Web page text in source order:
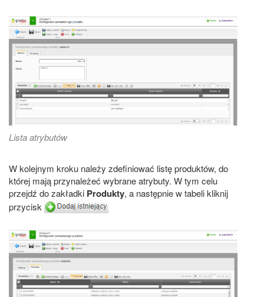
Lista atrybutów
W kolejnym kroku należy zdefiniować listę produktów, do
której mają przynależeć wybrane atrybuty. W tym celu
przejdź do zakładki Produkty, a następnie w tabeli kliknij
przycisk